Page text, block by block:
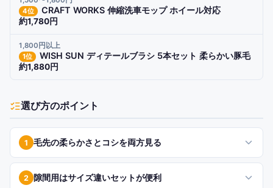
4位 CRAFT WORKS 伸縮洗車モップ ホイール対応
約1,780円
1,800円以上
1位 WISH SUN ディテールブラシ 5本セット 柔らかい豚毛
約1,880円
選び方のポイント
1 毛先の柔らかさとコシを両方見る
2 隙間用はサイズ違いセットが便利